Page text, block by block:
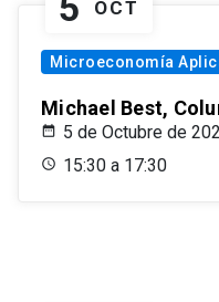
OCT
Microeconomía
Michael Best,
5 de Octubre de
15:30 a 17:30